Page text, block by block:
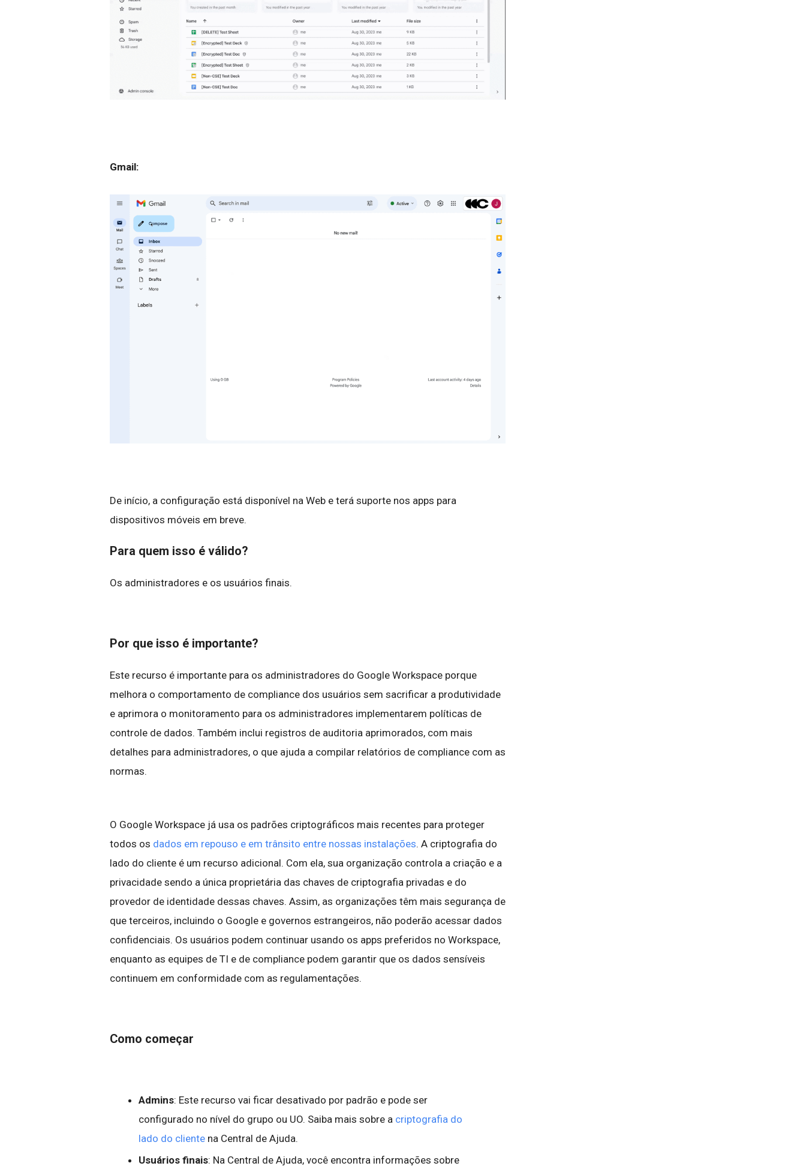
Gmail:
De início, a configuração está disponível na Web e terá suporte nos apps para
dispositivos móveis em breve.
Para quem isso é válido?
Os administradores e os usuários finais.
Por que isso é importante?
Este recurso é importante para os administradores do Google Workspace porque
melhora o comportamento de compliance dos usuários sem sacrificar a produtividade
e aprimora o monitoramento para os administradores implementarem políticas de
controle de dados. Também inclui registros de auditoria aprimorados, com mais
detalhes para administradores, o que ajuda a compilar relatórios de compliance com as
normas.
O Google Workspace já usa os padrões criptográficos mais recentes para proteger
todos os dados em repouso e em trânsito entre nossas instalações. A criptografia do
lado do cliente é um recurso adicional. Com ela, sua organização controla a criação e a
privacidade sendo a única proprietária das chaves de criptografia privadas e do
provedor de identidade dessas chaves. Assim, as organizações têm mais segurança de
que terceiros, incluindo o Google e governos estrangeiros, não poderão acessar dados
confidenciais. Os usuários podem continuar usando os apps preferidos no Workspace,
enquanto as equipes de TI e de compliance podem garantir que os dados sensíveis
continuem em conformidade com as regulamentações.
Como começar
Admins: Este recurso vai ficar desativado por padrão e pode ser
configurado no nível do grupo ou UO. Saiba mais sobre a criptografia do
lado do cliente na Central de Ajuda.
Usuários finais: Na Central de Ajuda, você encontra informações sobre